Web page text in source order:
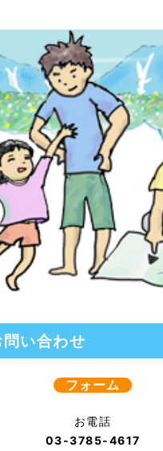
問い合わせ
フォーム
お電話
03-3785-4617